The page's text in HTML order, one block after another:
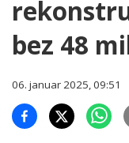
bez 48
06. januar 2025, 09:51